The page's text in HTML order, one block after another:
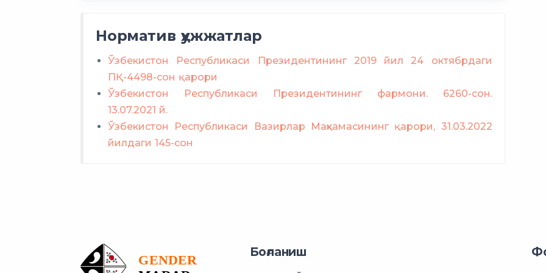
Норматив ҳужжатлар
Ўзбекистон Республикаси Президентининг 2019 йил 24 октябрдаги
ПҚ-4498-сон қарори
Ўзбекистон Республикаси Президентининг фармони. 6260-сон.
13.07.2021 й.
Ўзбекистон Республикаси Вазирлар Маҳкамасининг қарори, 31.03.2022
йилдаги 145-сон
Боғланиш